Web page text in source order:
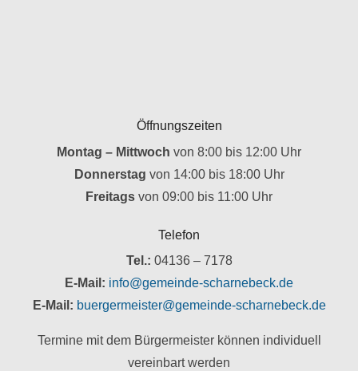
Öffnungszeiten
Montag – Mittwoch von 8:00 bis 12:00 Uhr
Donnerstag von 14:00 bis 18:00 Uhr
Freitags von 09:00 bis 11:00 Uhr
Telefon
Tel.: 04136 – 7178
E-Mail: info@gemeinde-scharnebeck.de
E-Mail: buergermeister@gemeinde-scharnebeck.de
Termine mit dem Bürgermeister können individuell
vereinbart werden